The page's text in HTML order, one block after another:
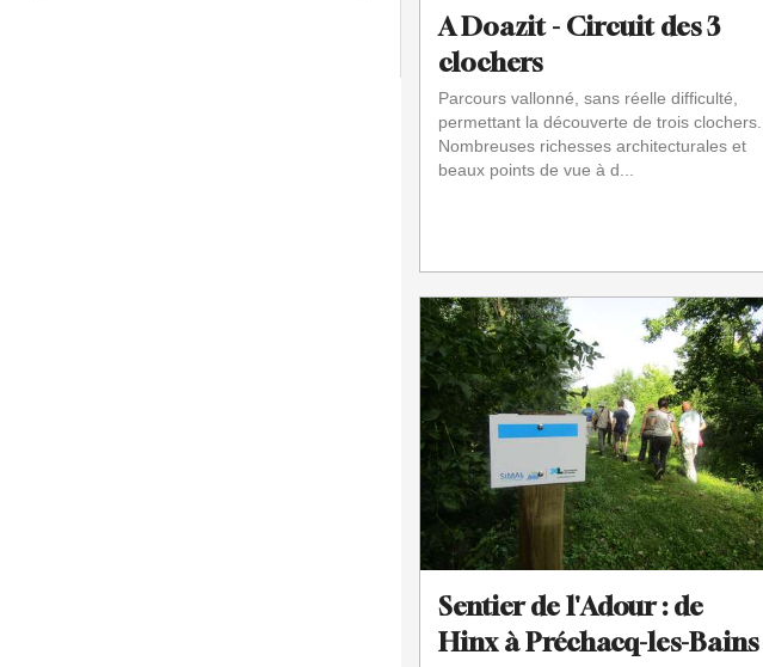
A Doazit - Circuit des 3
clochers
Parcours vallonné, sans réelle difficulté,
permettant la découverte de trois clochers.
Nombreuses richesses architecturales et
beaux points de vue à d...
Sentier de l'Adour : de
Hinx à Préchacq-les-Bains